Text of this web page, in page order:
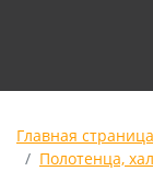
Главная страница
Полотенца,